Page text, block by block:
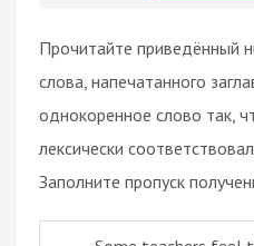
Прочитайте приведённый
слова, напечатанного
однокоренное слово так,
лексически
Заполните пропуск